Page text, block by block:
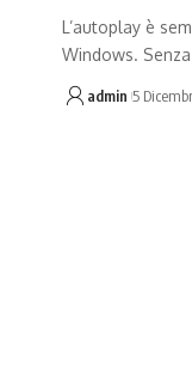
L’autoplay è
Windows.
admin 5